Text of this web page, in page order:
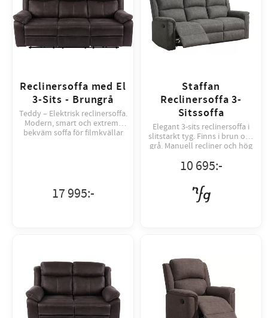
Reclinersoffa med El
3-Sits - Brungrå
Teddy – Elektrisk reclinersoffa.
Modern, smart och extremt
bekväm soffa för filmkvällar
17 995:-
Staffan
Reclinersoffa 3-
Sitssoffa
Elegant 3-sits reclinersoffa i
slitstarkt tyg. Finns i brun och
grå. Manuell recliner och hög
10 695:-